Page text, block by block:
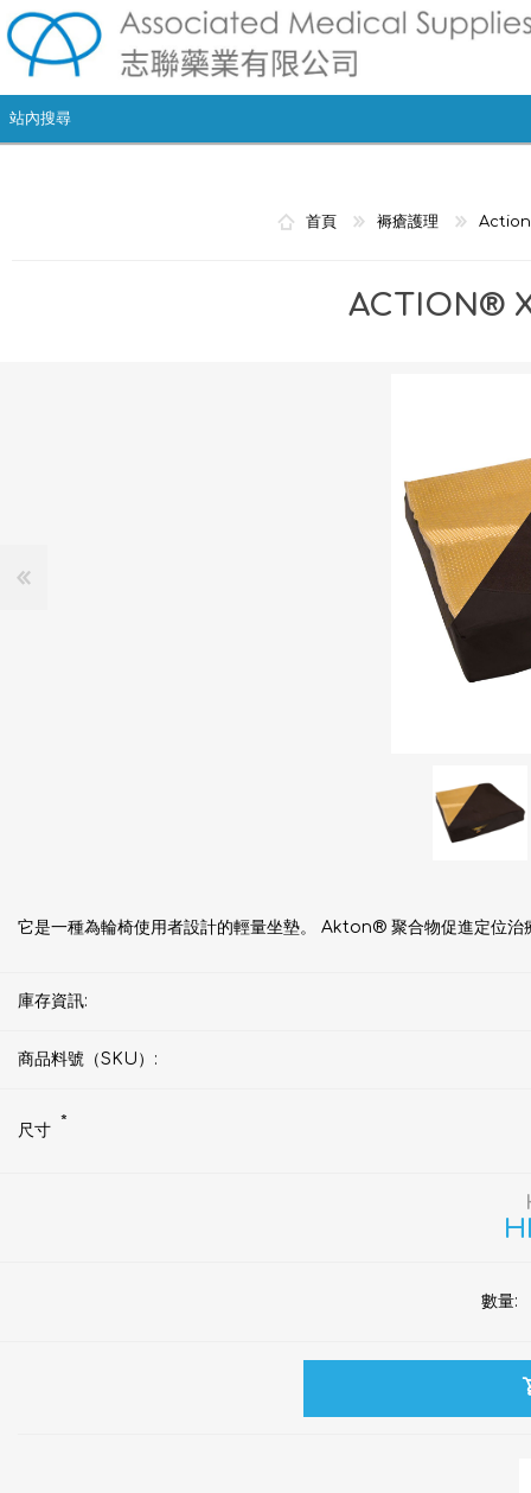
首頁 褥瘡護理 Action
ACTION®
它是一種為輪椅使用者設計的輕量坐墊。 Akton® 聚合物促進定位治
庫存資訊:
商品料號（SKU）:
尺寸 *
數量: